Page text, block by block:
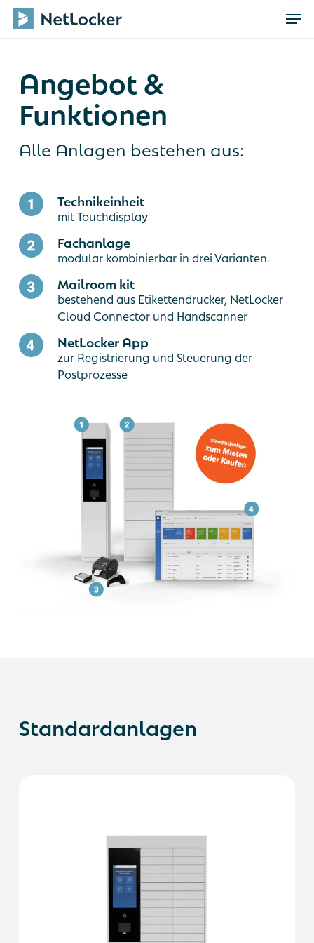
Skip
Angebot &
Funktionen
Alle Anlagen bestehen aus:
Technikeinheit
mit Touchdisplay
Fachanlage
modular kombinierbar in drei Varianten.
Mailroom kit
bestehend aus Etikettendrucker, NetLocker
Cloud Connector und Handscanner
NetLocker App
zur Registrierung und Steuerung der
Postprozesse
Standardanlagen